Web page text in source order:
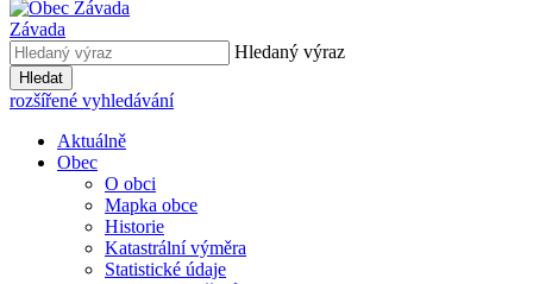
Závada
Hledaný výraz
Hledat
rozšířené vyhledávání
Aktuálně
Obec
O obci
Mapka obce
Historie
Katastrální výměra
Statistické údaje